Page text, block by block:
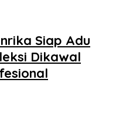
Siap Adu
Dikawal